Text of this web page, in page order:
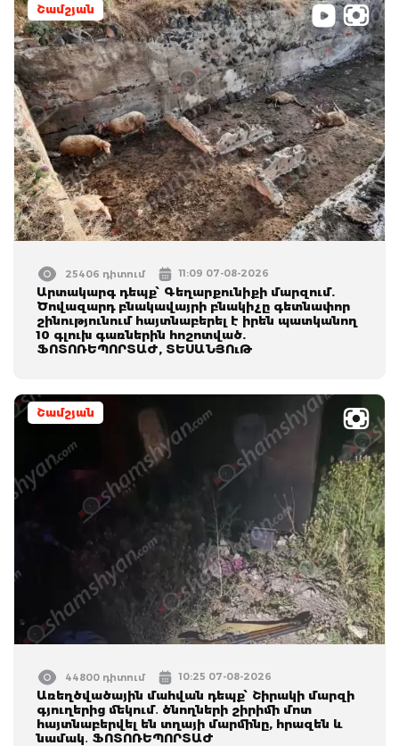
Շամշյան
25406 դիտում 11:09 07-08-2026
Արտակարգ դեպք՝ Գեղարքունիքի մարզում.
Ծովազարդ բնակավայրի բնակիչը գետնափոր
շինությունում հայտնաբերել է իրեն պատկանող
10 գլուխ գառներին հոշոտված.
ՖՈՏՈՌԵՊՈՐՏԱԺ, ՏԵՍԱՆՅՈւԹ
Շամշյան
44800 դիտում 10:25 07-08-2026
Առեղծվածային մահվան դեպք՝ Շիրակի մարզի
գյուղերից մեկում․ ծնողների շիրիմի մոտ
հայտնաբերվել են տղայի մարմինը, հրազեն և
նամակ․ ՖՈՏՈՌԵՊՈՐՏԱԺ